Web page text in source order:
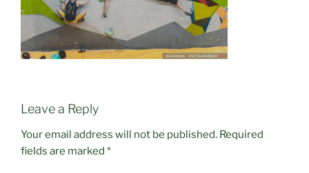
Leave a Reply
Your email address will not be published. Required
fields are marked *